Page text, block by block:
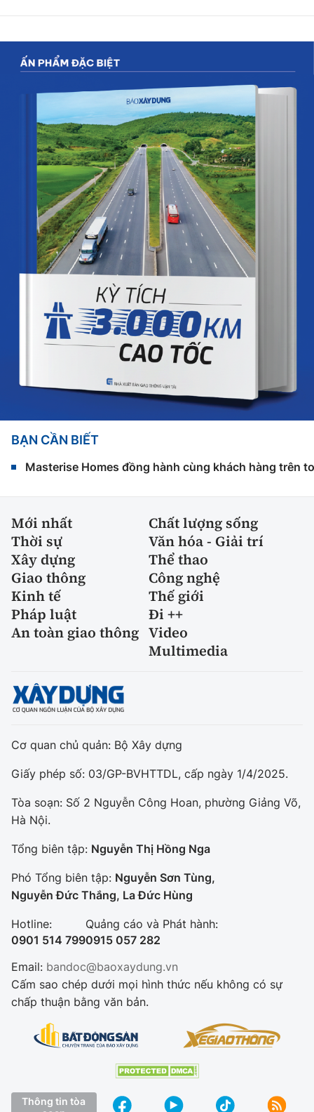
BẠN CẦN BIẾT
Masterise Homes đồng hành cùng khách hàng trên
Mới nhất
Chất lượng sống
Thời sự
Văn hóa - Giải trí
Xây dựng
Thể thao
Giao thông
Công nghệ
Kinh tế
Thế giới
Pháp luật
Đi ++
An toàn giao thông Video
Multimedia
Cơ quan chủ quản: Bộ Xây dựng
Giấy phép số: 03/GP-BVHTTDL, cấp ngày 1/4/2025.
Tòa soạn: Số 2 Nguyễn Công Hoan, phường Giảng Võ,
Hà Nội.
Tổng biên tập: Nguyễn Thị Hồng Nga
Phó Tổng biên tập: Nguyễn Sơn Tùng,
Nguyễn Đức Thắng, La Đức Hùng
Hotline:
0901 514 799
Quảng cáo và Phát hành:
0915 057 282
Email: bandoc@baoxaydung.vn
Cấm sao chép dưới mọi hình thức nếu không có sự
chấp thuận bằng văn bản.
Thông tin tòa